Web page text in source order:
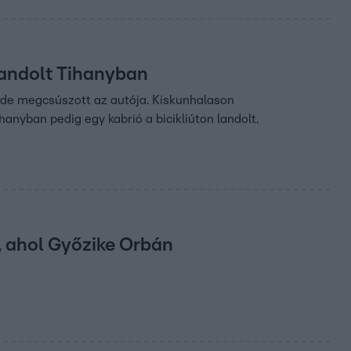
Tihanyban
megcsúszott az autója. Kiskunhalason
pedig egy kabrió a bicikliúton landolt.
Győzike Orbán